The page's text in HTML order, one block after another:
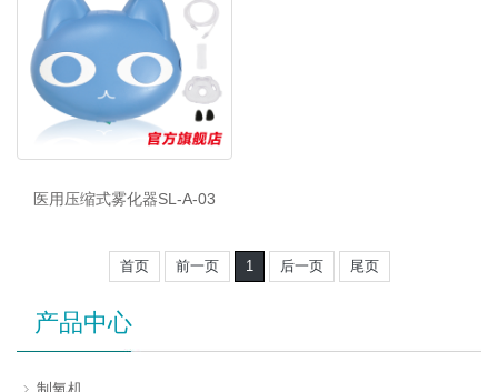
医用压缩式雾化器SL-A-03
首页 前一页 1 后一页 尾页
产品中心